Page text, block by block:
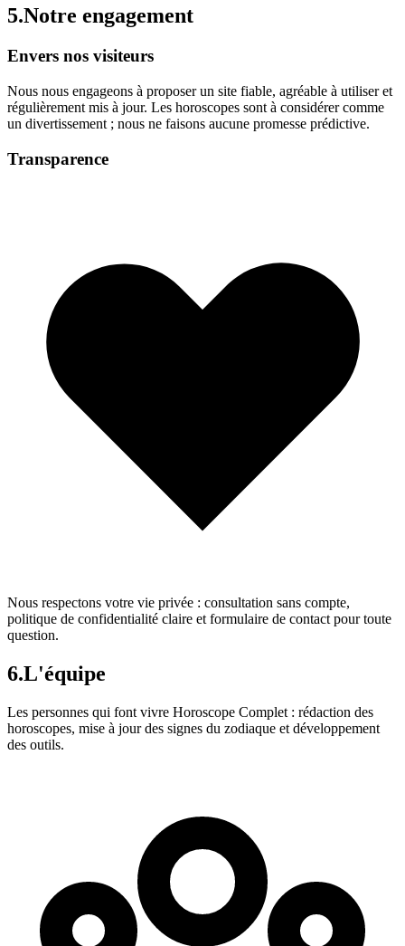
5.Notre engagement
Envers nos visiteurs
Nous nous engageons à proposer un site fiable, agréable à utiliser et
régulièrement mis à jour. Les horoscopes sont à considérer comme
un divertissement ; nous ne faisons aucune promesse prédictive.
Transparence
Nous respectons votre vie privée : consultation sans compte,
politique de confidentialité claire et formulaire de contact pour toute
question.
6.L'équipe
Les personnes qui font vivre Horoscope Complet : rédaction des
horoscopes, mise à jour des signes du zodiaque et développement
des outils.